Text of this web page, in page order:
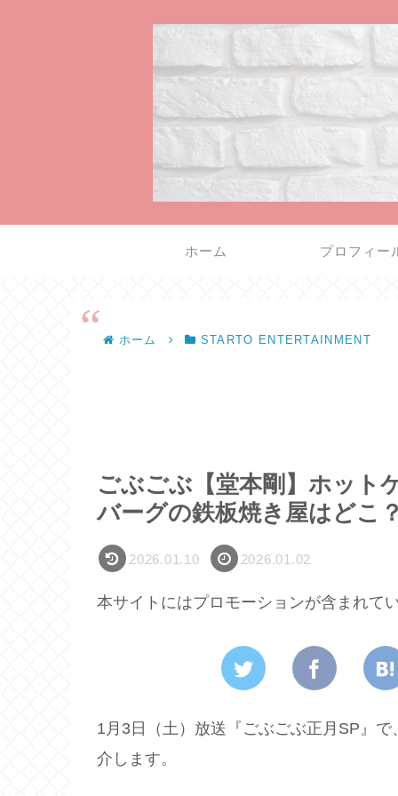
ホーム プロフィー
ホーム STARTO ENTERTAINMENT
ごぶごぶ【堂本剛】ホット
バーグの鉄板焼き屋はどこ
2026.01.10 2026.01.02
本サイトにはプロモーションが含まれて
1月3日（土）放送『 ごぶごぶ正月SP 』
介します。